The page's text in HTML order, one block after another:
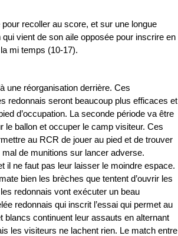
recoller au score, et sur une longue
vient de son aile opposée pour inscrire en
mi temps (10-17).
une réorganisation derrière. Ces
redonnais seront beaucoup plus efficaces et
d’occupation. La seconde période va être
le ballon et occuper le camp visiteur. Ces
au RCR de jouer au pied et de trouver
de munitions sur lancer adverse.
il ne faut pas leur laisser le moindre espace.
bien les brèches que tentent d’ouvrir les
redonnais vont exécuter un beau
redonnais qui inscrit l’essai qui permet au
continuent leur assauts en alternant
les visiteurs ne lachent rien. Le match entre